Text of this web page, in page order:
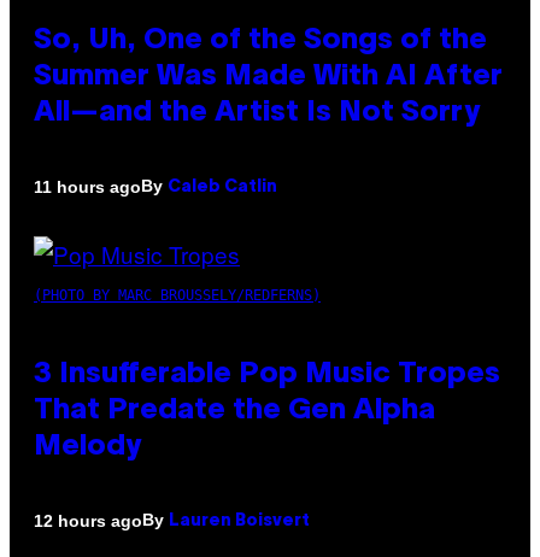
So, Uh, One of the Songs of the
Summer Was Made With AI After
All—and the Artist Is Not Sorry
11 hours agoBy Caleb Catlin
(PHOTO BY MARC BROUSSELY/REDFERNS)
3 Insufferable Pop Music Tropes
That Predate the Gen Alpha
Melody
12 hours agoBy Lauren Boisvert